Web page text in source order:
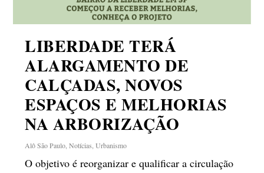
LIBERDADE TERÁ
ALARGAMENTO DE
CALÇADAS, NOVOS
ESPAÇOS E MELHORIAS
NA ARBORIZAÇÃO
Alô São Paulo,Notícias,Urbanismo
O objetivo é reorganizar e qualificar a circulação